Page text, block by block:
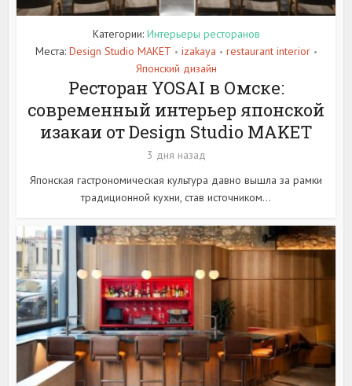
Категории: Интерьеры ресторанов
Места: Design Studio MAKET • izakaya • restaurant interior •
Японский дизайн
Ресторан YOSAI в Омске:
современный интерьер японской
изакаи от Design Studio MAKET
3 дня назад
Японская гастрономическая культура давно вышла за рамки
традиционной кухни, став источником...